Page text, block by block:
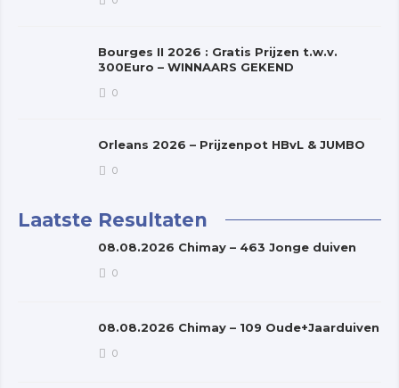
Bourges II 2026 : Gratis Prijzen t.w.v.
300Euro – WINNAARS GEKEND
0
Orleans 2026 – Prijzenpot HBvL & JUMBO
0
Laatste Resultaten
08.08.2026 Chimay – 463 Jonge duiven
0
08.08.2026 Chimay – 109 Oude+Jaarduiven
0